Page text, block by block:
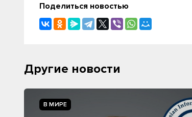
Поделиться новостью
Другие новости
В МИРЕ